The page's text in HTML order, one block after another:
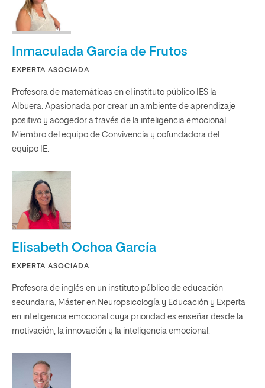
Inmaculada García de Frutos
EXPERTA ASOCIADA
Profesora de matemáticas en el instituto público IES la
Albuera. Apasionada por crear un ambiente de aprendizaje
positivo y acogedor a través de la inteligencia emocional.
Miembro del equipo de Convivencia y cofundadora del
equipo IE.
Elisabeth Ochoa García
EXPERTA ASOCIADA
Profesora de inglés en un instituto público de educación
secundaria, Máster en Neuropsicología y Educación y Experta
en inteligencia emocional cuya prioridad es enseñar desde la
motivación, la innovación y la inteligencia emocional.